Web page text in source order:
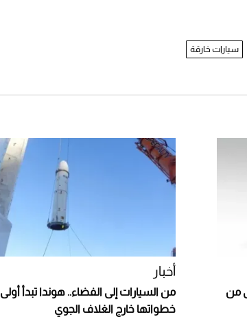
سيارات خارقة
من
أخبار
من السيارات إلى الفضاء.. هوندا تبدأ أولى
خطواتها خارج الغلاف الجوي